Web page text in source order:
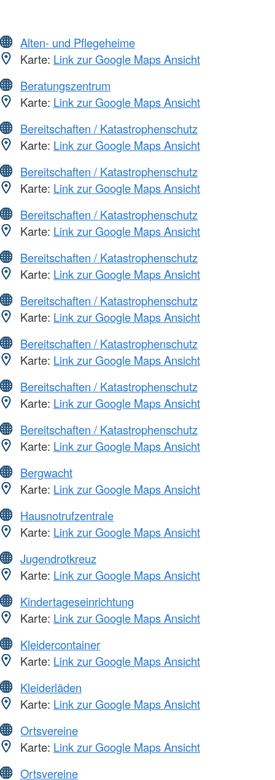
Alten- und Pflegeheime
Karte: Link zur Google Maps Ansicht
Beratungszentrum
Karte: Link zur Google Maps Ansicht
Bereitschaften / Katastrophenschutz
Karte: Link zur Google Maps Ansicht
Bereitschaften / Katastrophenschutz
Karte: Link zur Google Maps Ansicht
Bereitschaften / Katastrophenschutz
Karte: Link zur Google Maps Ansicht
Bereitschaften / Katastrophenschutz
Karte: Link zur Google Maps Ansicht
Bereitschaften / Katastrophenschutz
Karte: Link zur Google Maps Ansicht
Bereitschaften / Katastrophenschutz
Karte: Link zur Google Maps Ansicht
Bereitschaften / Katastrophenschutz
Karte: Link zur Google Maps Ansicht
Bereitschaften / Katastrophenschutz
Karte: Link zur Google Maps Ansicht
Bergwacht
Karte: Link zur Google Maps Ansicht
Hausnotrufzentrale
Karte: Link zur Google Maps Ansicht
Jugendrotkreuz
Karte: Link zur Google Maps Ansicht
Kindertageseinrichtung
Karte: Link zur Google Maps Ansicht
Kleidercontainer
Karte: Link zur Google Maps Ansicht
Kleiderläden
Karte: Link zur Google Maps Ansicht
Ortsvereine
Karte: Link zur Google Maps Ansicht
Ortsvereine